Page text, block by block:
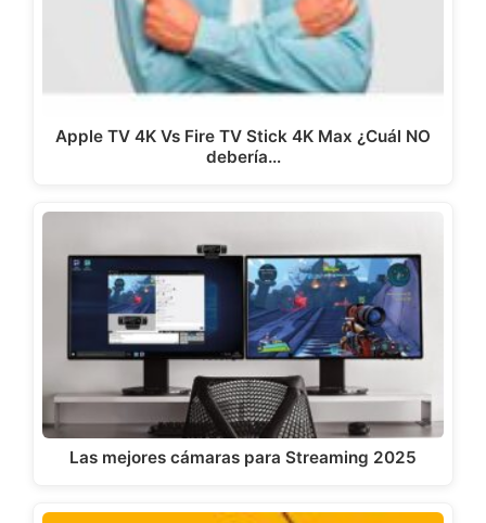
Apple TV 4K Vs Fire TV Stick 4K Max ¿Cuál NO
debería…
Las mejores cámaras para Streaming 2025